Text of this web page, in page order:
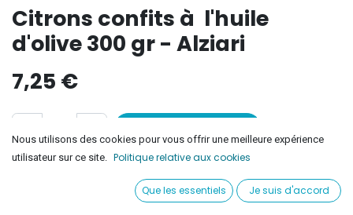
Citrons confits à l'huile
d'olive 300 gr - Alziari
7,25 €
Ajouter à la liste de souhaits
Nous utilisons des cookies pour vous offrir une meilleure expérience
utilisateur sur ce site.
Politique relative aux cookies
Que les essentiels Je suis d'accord